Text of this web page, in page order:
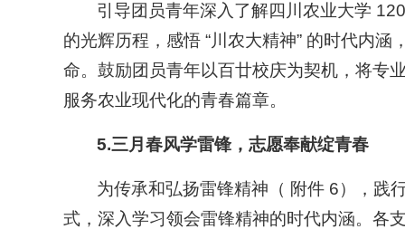
引导团员青年深入了解四川农业大学
的光辉历程，感悟 “川农大精神” 的时代内
命。鼓励团员青年以百廿校庆为契机，将专
服务农业现代化的青春篇章。
5.三月春风学雷锋，志愿奉献绽青春
为传承和弘扬雷锋精神（ 附件 6），践
式，深入学习领会雷锋精神的时代内涵。各